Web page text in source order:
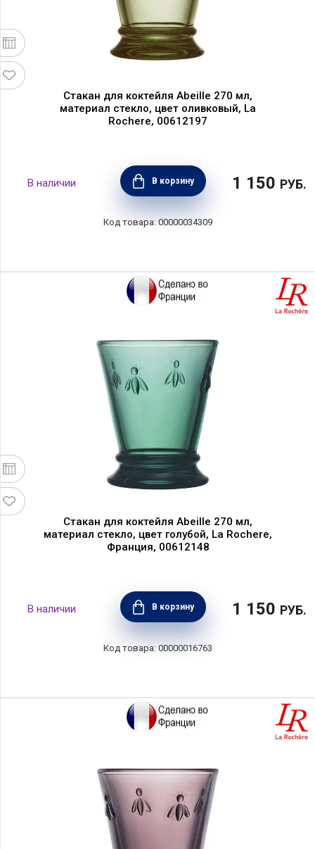
Стакан для коктейля Abeille 270 мл,
материал стекло, цвет оливковый, La
Rochere, 00612197
В корзину 1 150 РУБ.
00000034309
Стакан для коктейля Abeille 270 мл,
материал стекло, цвет голубой, La Rochere,
Франция, 00612148
В корзину 1 150 РУБ.
00000016763